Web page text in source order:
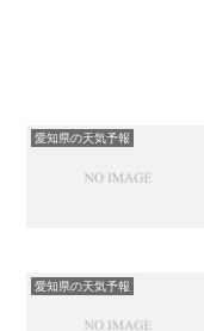
愛知県の天気予報
愛知県の天気予報